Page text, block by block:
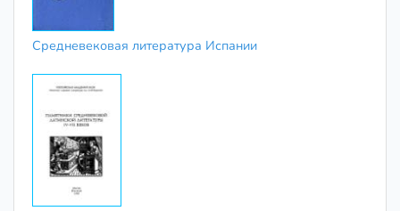
Средневековая литература Испании